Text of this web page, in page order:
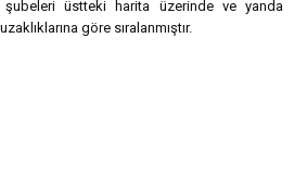
şubeleri üstteki harita üzerinde ve yanda
göre sıralanmıştır.